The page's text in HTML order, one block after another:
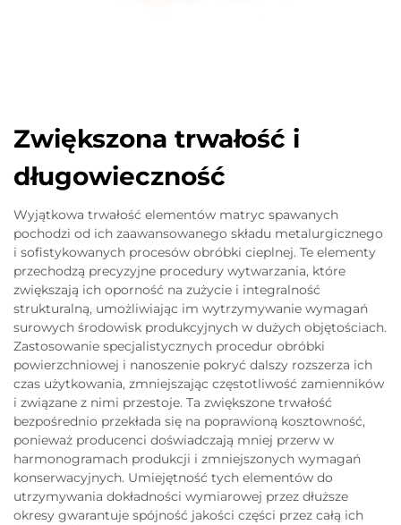
Zwiększona trwałość i
długowieczność
Wyjątkowa trwałość elementów matryc spawanych
pochodzi od ich zaawansowanego składu metalurgicznego
i sofistykowanych procesów obróbki cieplnej. Te elementy
przechodzą precyzyjne procedury wytwarzania, które
zwiększają ich oporność na zużycie i integralność
strukturalną, umożliwiając im wytrzymywanie wymagań
surowych środowisk produkcyjnych w dużych objętościach.
Zastosowanie specjalistycznych procedur obróbki
powierzchniowej i nanoszenie pokryć dalszy rozszerza ich
czas użytkowania, zmniejszając częstotliwość zamienników
i związane z nimi przestoje. Ta zwiększone trwałość
bezpośrednio przekłada się na poprawioną kosztowność,
ponieważ producenci doświadczają mniej przerw w
harmonogramach produkcji i zmniejszonych wymagań
konserwacyjnych. Umiejętność tych elementów do
utrzymywania dokładności wymiarowej przez dłuższe
okresy gwarantuje spójność jakości części przez całą ich